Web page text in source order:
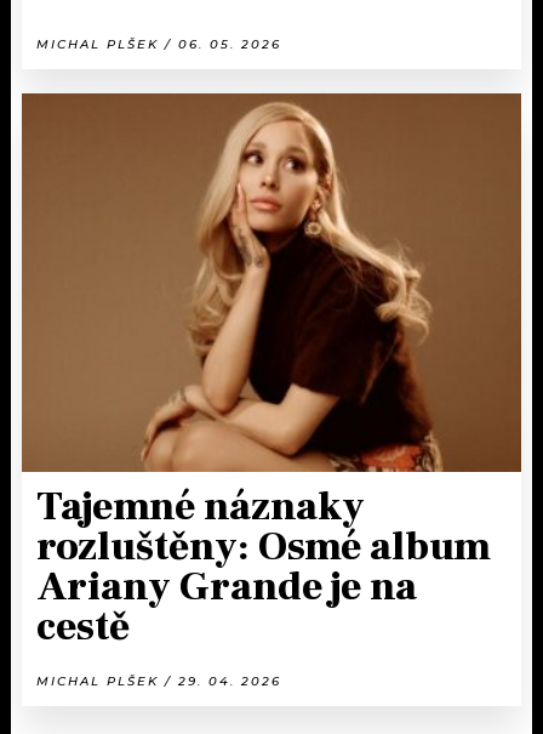
MICHAL PLŠEK / 06. 05. 2026
Tajemné náznaky
rozluštěny: Osmé album
Ariany Grande je na
cestě
MICHAL PLŠEK / 29. 04. 2026